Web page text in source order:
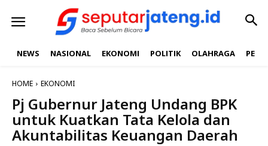
NEWS NASIONAL EKONOMI POLITIK OLAHRAGA
HOME EKONOMI
Pj Gubernur Jateng Undang BPK
untuk Kuatkan Tata Kelola dan
Akuntabilitas Keuangan Daerah